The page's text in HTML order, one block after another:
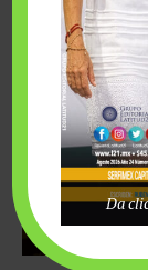
Da